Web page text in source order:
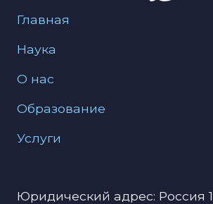
Меню для подвала
Главная
Наука
О нас
Образование
Услуги
Юридический адрес: Россия